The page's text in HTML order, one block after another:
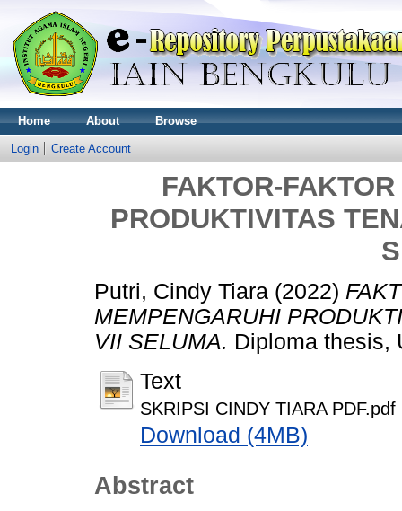
Home About Browse
Login Create Account
FAKTOR-
PRODUKTIVITAS
Putri, Cindy Tiara (2022)
MEMPENGARUHI
VII SELUMA. Diploma thesis,
Text
SKRIPSI CINDY TIARA PDF.pdf
Download (4MB)
Abstract